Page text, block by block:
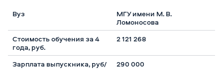
МГУ имени М. В.
Ломоносова
2 121 268
290 000